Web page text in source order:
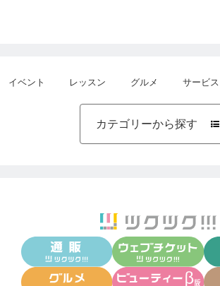
イベント レッスン グルメ サービス
カテゴリーから探す 